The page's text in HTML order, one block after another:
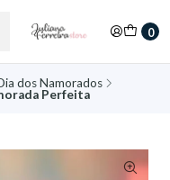
0
dos Namorados
Perfeita